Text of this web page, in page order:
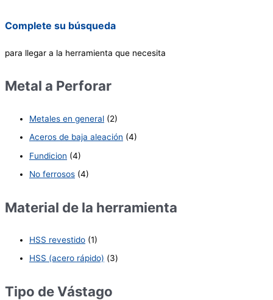
Complete su búsqueda
para llegar a la herramienta que necesita
Metal a Perforar
Metales en general (2)
Aceros de baja aleación (4)
Fundicion (4)
No ferrosos (4)
Material de la herramienta
HSS revestido (1)
HSS (acero rápido) (3)
Tipo de Vástago